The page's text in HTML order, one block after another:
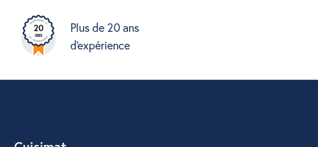
Plus de 20 ans
d'expérience